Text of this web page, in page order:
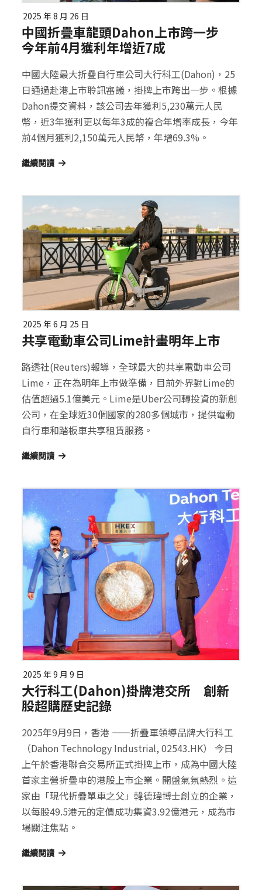
2025 年 8 月 26 日
中國折疊車龍頭Dahon上市跨一步
今年前4月獲利年增近7成
中國大陸最大折疊自行車公司大行科工(Dahon)，25
日通過赴港上市聆訊審議，掛牌上市跨出一步。根據
Dahon提交資料，該公司去年獲利5,230萬元人民
幣，近3年獲利更以每年3成的複合年增率成長，今年
前4個月獲利2,150萬元人民幣，年增69.3%。
繼續閱讀
2025 年 6 月 25 日
共享電動車公司Lime計畫明年上市
路透社(Reuters)報導，全球最大的共享電動車公司
Lime，正在為明年上市做準備，目前外界對Lime的
估值超過5.1億美元。Lime是Uber公司轉投資的新創
公司，在全球近30個國家的280多個城市，提供電動
自行車和踏板車共享租賃服務。
繼續閱讀
2025 年 9 月 9 日
大行科工(Dahon)掛牌港交所 創新
股超購歷史記錄
2025年9月9日，香港 ——折疊車領導品牌大行科工
（Dahon Technology Industrial, 02543.HK） 今日
上午於香港聯合交易所正式掛牌上市，成為中國大陸
首家主營折疊車的港股上市企業。開盤氣氛熱烈。這
家由「現代折疊單車之父」韓德瑋博士創立的企業，
以每股49.5港元的定價成功集資3.92億港元，成為市
場關注焦點。
繼續閱讀